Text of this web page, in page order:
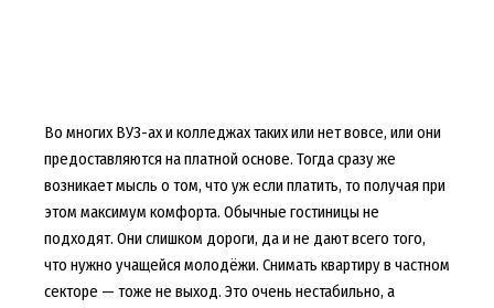
Во многих ВУЗ-ах и колледжах таких или нет вовсе, или они
предоставляются на платной основе. Тогда сразу же
возникает мысль о том, что уж если платить, то получая при
этом максимум комфорта. Обычные гостиницы не
подходят. Они слишком дороги, да и не дают всего того,
что нужно учащейся молодёжи. Снимать квартиру в частном
секторе — тоже не выход. Это очень нестабильно, а